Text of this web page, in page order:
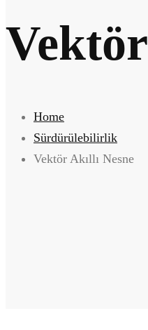
Vektör
Home
Sürdürülebilirlik
Vektör Akıllı Nesne